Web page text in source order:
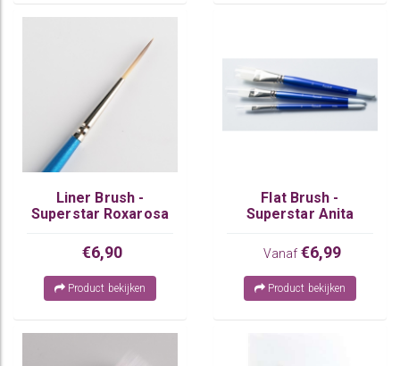
Liner Brush -
Superstar Roxarosa
€6,90
Product bekijken
Flat Brush -
Superstar Anita
Vanaf €6,99
Product bekijken